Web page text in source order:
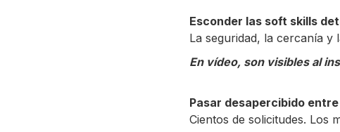
Esconder las soft skills
La seguridad, la cercanía y
En vídeo, son visibles al
Pasar desapercibido
Cientos de solicitudes. Los